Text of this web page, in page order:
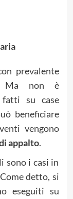
prevalente
Ma non è
su case
beneficiare
vengono
appalto.
sono i casi in
detto, si
eseguiti su